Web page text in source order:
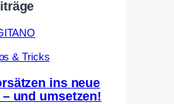
& Tricks
ins neue
und umsetzen!